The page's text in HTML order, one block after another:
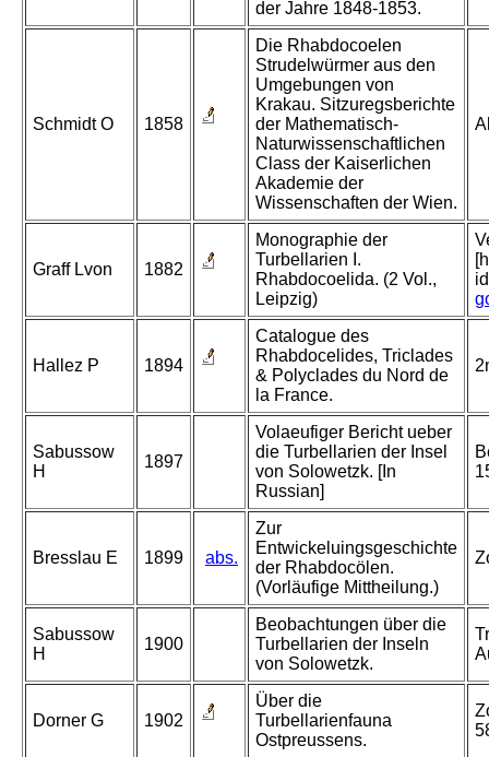
der Jahre 1848-1853.
Schmidt O 1858
Die Rhabdocoelen
Strudelwürmer aus den
Umgebungen von
Krakau. Sitzuregsberichte
der Mathematisch-
Naturwissenschaftlichen
Class der Kaiserlichen
Akademie der
Wissenschaften der Wien.
Graff Lvon 1882
Monographie der
Turbellarien I.
Rhabdocoelida. (2 Vol.,
Leipzig)
Hallez P 1894
Catalogue des
Rhabdocelides, Triclades
& Polyclades du Nord de
la France.
Sabussow
H
1897
Volaeufiger Bericht ueber
die Turbellarien der Insel
von Solowetzk. [In
Russian]
Bresslau E 1899 abs.
Zur
Entwickeluingsgeschichte
der Rhabdocölen.
(Vorläufige Mittheilung.)
Sabussow
H
1900
Beobachtungen über die
Turbellarien der Inseln
von Solowetzk.
Dorner G 1902
Über die
Turbellarienfauna
Ostpreussens.